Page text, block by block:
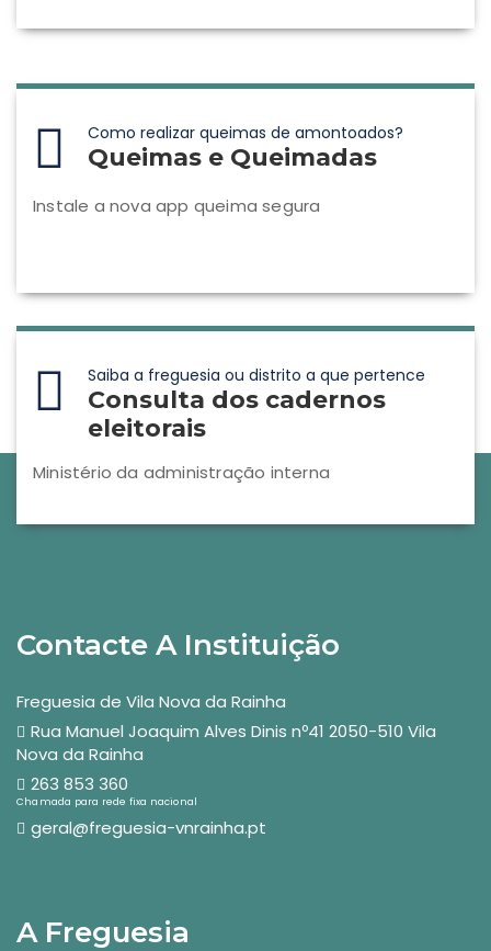
Como realizar queimas de amontoados?
Queimas e Queimadas
Instale a nova app queima segura
Saiba a freguesia ou distrito a que pertence
Consulta dos cadernos
eleitorais
Ministério da administração interna
Contacte A Instituição
Freguesia de Vila Nova da Rainha
Rua Manuel Joaquim Alves Dinis nº41 2050-510 Vila
Nova da Rainha
263 853 360
Chamada para rede fixa nacional
geral@freguesia-vnrainha.pt
A Freguesia